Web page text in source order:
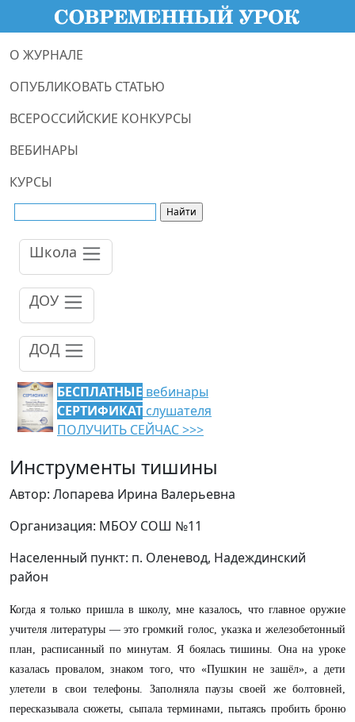
О ЖУРНАЛЕ
ОПУБЛИКОВАТЬ СТАТЬЮ
ВСЕРОССИЙСКИЕ КОНКУРСЫ
ВЕБИНАРЫ
КУРСЫ
Школа
ДОУ
ДОД
БЕСПЛАТНЫЕ вебинары
СЕРТИФИКАТ слушателя
ПОЛУЧИТЬ СЕЙЧАС >>>
Инструменты тишины
Автор: Лопарева Ирина Валерьевна
Организация: МБОУ СОШ №11
Населенный пункт: п. Оленевод, Надеждинский
район
Когда я только пришла в школу, мне казалось, что главное оружие
учителя литературы — это громкий голос, указка и железобетонный
план, расписанный по минутам. Я боялась тишины. Она на уроке
казалась провалом, знаком того, что «Пушкин не зашёл», а дети
улетели в свои телефоны. Заполняла паузы своей же болтовней,
пересказывала сюжеты, сыпала терминами, пытаясь пробить броню